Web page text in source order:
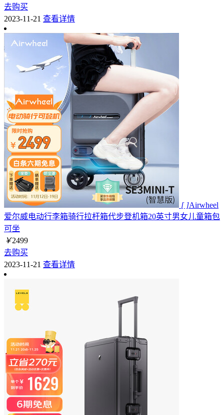
去购买
2023-11-21 查看详情
[ ]Airwheel
爱尔威电动行李箱骑行拉杆箱代步登机箱20英寸男女儿童箱包
可坐
￥2499
去购买
2023-11-21 查看详情